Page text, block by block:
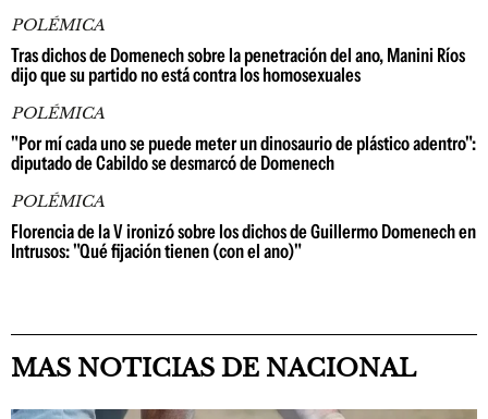
POLÉMICA
Tras dichos de Domenech sobre la penetración del ano, Manini Ríos
dijo que su partido no está contra los homosexuales
POLÉMICA
"Por mí cada uno se puede meter un dinosaurio de plástico adentro":
diputado de Cabildo se desmarcó de Domenech
POLÉMICA
Florencia de la V ironizó sobre los dichos de Guillermo Domenech en
Intrusos: "Qué fijación tienen (con el ano)"
MAS NOTICIAS DE NACIONAL